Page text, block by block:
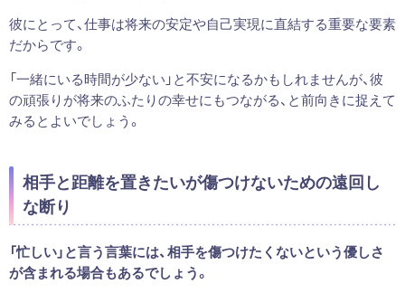
彼にとって、仕事は将来の安定や自己実現に直結する重要な要素
だからです。
「一緒にいる時間が少ない」と不安になるかもしれませんが、彼
の頑張りが将来のふたりの幸せにもつながる、と前向きに捉えて
みるとよいでしょう。
相手と距離を置きたいが傷つけないための遠回し
な断り
「忙しい」と言う言葉には、相手を傷つけたくないという優しさ
が含まれる場合もあるでしょう。